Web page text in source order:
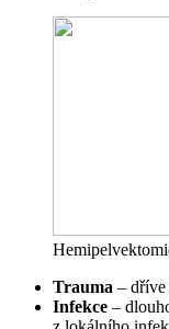
Trauma – dříve
Infekce –